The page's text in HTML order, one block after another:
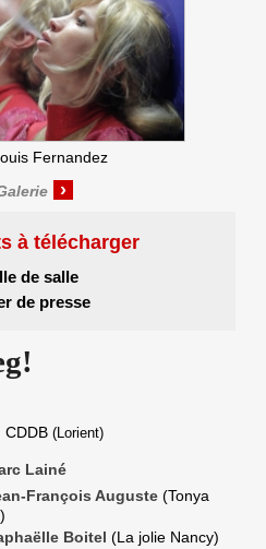
Fernandez
›
à télécharger
de salle
de presse
CDDB (Lorient)
Lainé
François Auguste (Tonya
Boitel (La jolie Nancy)